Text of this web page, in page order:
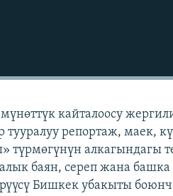
кайталоосу
тууралуу репортаж, маек,
алкагындагы
баян, сереп жана башка
Бишкек убакыты